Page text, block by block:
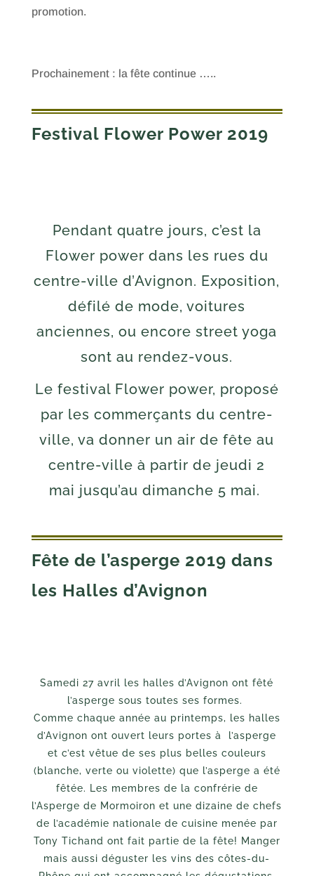
promotion.
Prochainement : la fête continue …..
Festival Flower Power 2019
Pendant quatre jours, c’est la
Flower power dans les rues du
centre-ville d’Avignon. Exposition,
défilé de mode, voitures
anciennes, ou encore street yoga
sont au rendez-vous.
Le festival Flower power, proposé
par les commerçants du centre-
ville, va donner un air de fête au
centre-ville à partir de jeudi 2
mai jusqu’au dimanche 5 mai.
Fête de l’asperge 2019 dans
les Halles d’Avignon
Samedi 27 avril les halles d’Avignon ont fêté
l’asperge sous toutes ses formes.
Comme chaque année au printemps, les halles
d’Avignon ont ouvert leurs portes à l’asperge
et c’est vêtue de ses plus belles couleurs
(blanche, verte ou violette) que l’asperge a été
fêtée. Les membres de la confrérie de
l’Asperge de Mormoiron et une dizaine de chefs
de l’académie nationale de cuisine menée par
Tony Tichand ont fait partie de la fête! Manger
mais aussi déguster les vins des côtes-du-